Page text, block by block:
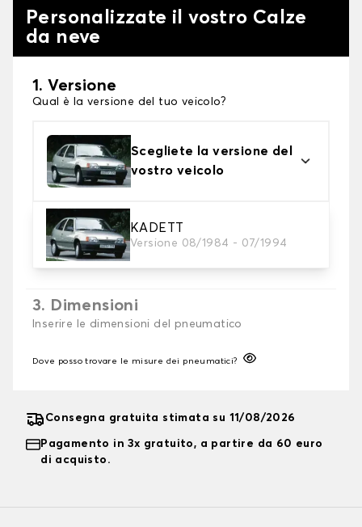
Personalizzate il vostro Calze
da neve
1. Versione
Qual è la versione del tuo veicolo?
Scegliete la versione del
vostro veicolo
KADETT
Versione 08/1984 - 07/1994
2. Finitura a calza
Scegli le calze da neve adatte alle tue necessità
3. Dimensioni
Inserire le dimensioni del pneumatico
Dove posso trovare le misure dei pneumatici?
Consegna gratuita stimata su 11/08/2026
Pagamento in 3x gratuito, a partire da 60 euro
di acquisto.